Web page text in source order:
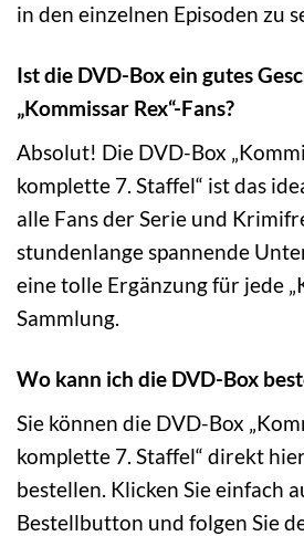
in den einzelnen Episoden zu
Ist die DVD-Box ein gutes
„Kommissar Rex“-Fans?
Absolut! Die DVD-Box
komplette 7. Staffel“ ist das
alle Fans der Serie und
stundenlange spannende
eine tolle Ergänzung für jede
Sammlung.
Wo kann ich die DVD-Box
Sie können die DVD-Box
komplette 7. Staffel“ direkt
bestellen. Klicken Sie einfach
Bestellbutton und folgen Sie